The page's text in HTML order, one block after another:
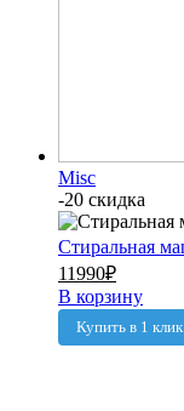
Misc
-20 скидка
Стиральная
11990₽
В корзину
Купить в 1 клик